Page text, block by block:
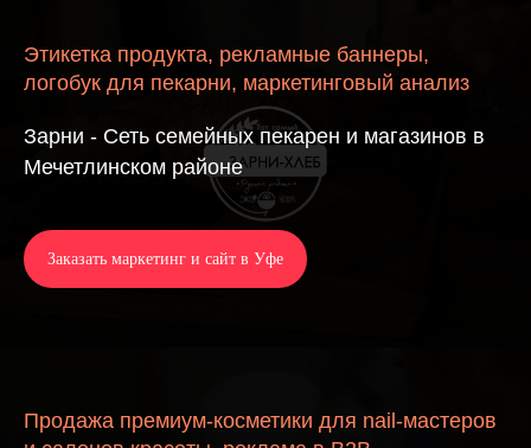
Этикетка продукта, рекламные баннеры,
логобук для пекарни, маркетинговый анализ
Зарни - Сеть семейных пекарен и магазинов в
Мечетлинском районе
Заказать маркетинг и сайт в Уфе
Продажа премиум-косметики для nail-мастеров